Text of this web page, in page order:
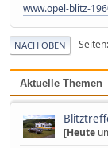
Aktuelle Themen
[Heute
www.opel-blitz-
NACH OBEN Seiten